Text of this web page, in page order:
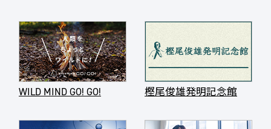
WILD MIND GO! GO! 樫尾俊雄発明記念館